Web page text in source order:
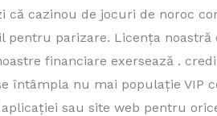
cazinou de jocuri de noroc
pentru parizare. Licența
financiare exersează .
nu mai populație VIP
sau site web pentru